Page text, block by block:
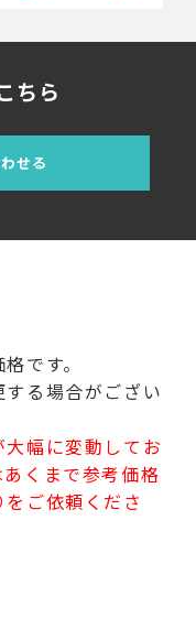
ちら
せる
です。
る場合がござい
幅に変動してお
くまで参考価格
ご依頼くださ